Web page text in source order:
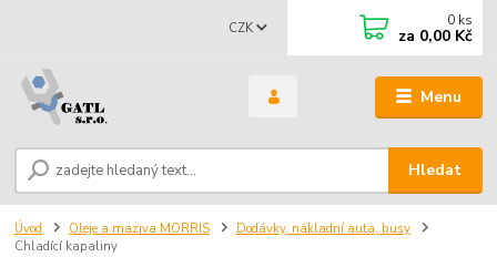
Menu
CZK
Hledat
0 ks
za 0,00 Kč
Úvod Oleje a maziva MORRIS
Dodávky, nákladní auta, busy
Chladící kapaliny